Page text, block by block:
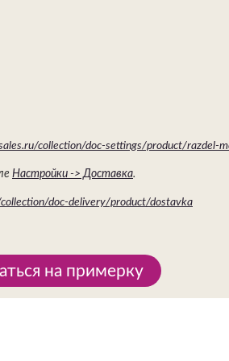
collection/doc-settings/product/razdel-
Настройки -> Доставка.
doc-delivery/product/dostavka
на примерку